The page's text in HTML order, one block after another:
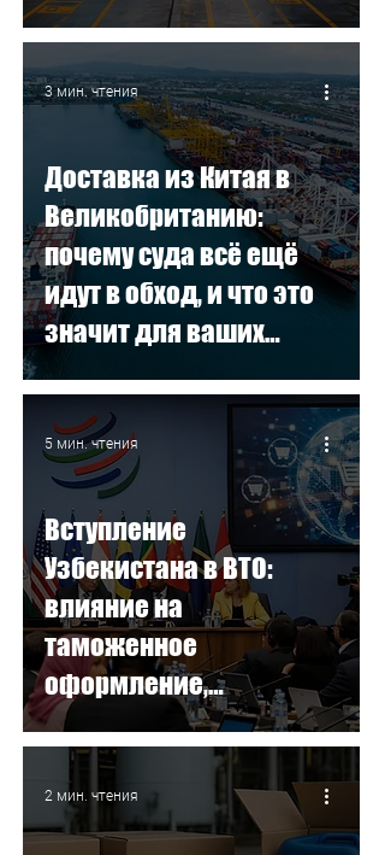
Доставка из Китая в
Великобританию:
почему суда всё ещё
идут в обход, и что это
значит для ваших
3 мин. чтения
Вступление
Узбекистана в ВТО:
влияние на
таможенное
оформление,
авиаперевозки и
логистику
5 мин. чтения
2 мин. чтения